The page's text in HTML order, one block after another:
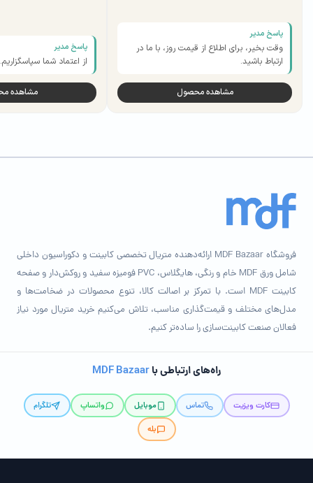
پاسخ مدیر
وقت بخیر، برای اطلاع از قیمت روز، با ما در
ارتباط باشید.
مشاهده محصول
پاسخ مدیر
از اعتماد شما سپاسگزاریم.
مشاهده
فروشگاه MDF Bazaar ارائه‌دهنده متریال تخصصی کابینت و دکوراسیون داخلی
شامل ورق MDF خام و رنگی، هایگلاس، PVC فومیزه سفید و روکش‌دار و صفحه
کابینت MDF است. با تمرکز بر اصالت کالا، تنوع محصولات در ضخامت‌ها و
مدل‌های مختلف و قیمت‌گذاری مناسب، تلاش می‌کنیم خرید متریال مورد نیاز
فعالان صنعت کابینت‌سازی را ساده‌تر کنیم.
راه‌های ارتباطی باMDF Bazaar
کارت ویزیت تماس موبایل واتساپ
تلگرام
بله